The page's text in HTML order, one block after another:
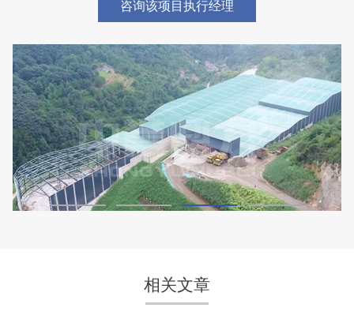
线
项目坐标
湖北省荆州市
设计产能
时产2000吨
项目业主
鼎盛矿业
生产原料
高钙石
咨询该项目执行经理
相关文章